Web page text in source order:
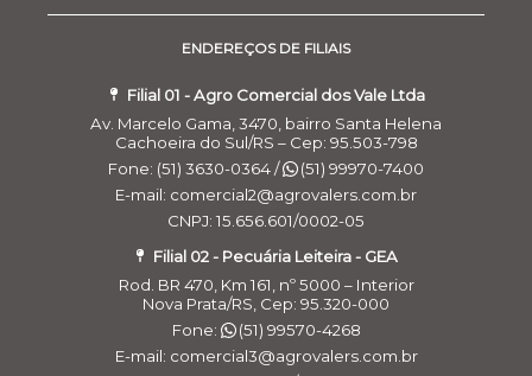
ENDEREÇOS DE FILIAIS
Filial 01 - Agro Comercial dos Vale Ltda
Av. Marcelo Gama, 3470, bairro Santa Helena
Cachoeira do Sul/RS – Cep: 95.503-798
Fone: (51) 3630-0364 /
(51) 99970-7400
E-mail: comercial2@agrovalers.com.br
CNPJ: 15.656.601/0002-05
Filial 02 - Pecuária Leiteira - GEA
Rod. BR 470, Km 161, nº 5000 – Interior
Nova Prata/RS, Cep: 95.320-000
Fone:
(51) 99570-4268
E-mail: comercial3@agrovalers.com.br